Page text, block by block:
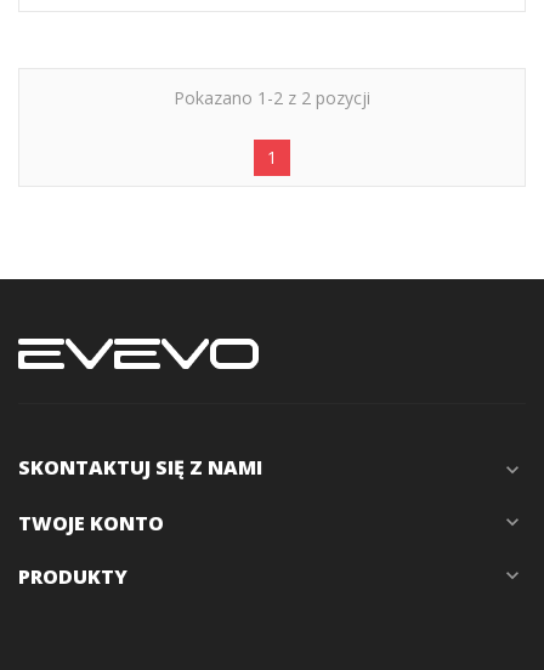
Pokazano 1-2 z 2 pozycji
1
SKONTAKTUJ SIĘ Z NAMI expand_more
TWOJE KONTO expand_more
PRODUKTY expand_more